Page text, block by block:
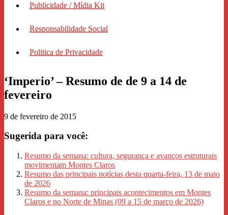
Publicidade / Mídia Kit
Responsabilidade Social
Politica de Privacidade
‘Imperio’ – Resumo de de 9 a 14 de
fevereiro
9 de fevereiro de 2015
Sugerida para você:
Resumo da semana: cultura, segurança e avanços estruturais
movimentam Montes Claros
Resumo das principais notícias desta quarta-feira, 13 de maio
de 2026
Resumo da semana: principais acontecimentos em Montes
Claros e no Norte de Minas (09 a 15 de março de 2026)